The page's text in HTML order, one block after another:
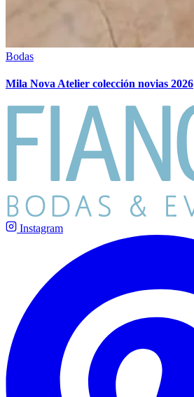
Bodas
Mila Nova Atelier colección novias 2026
Instagram